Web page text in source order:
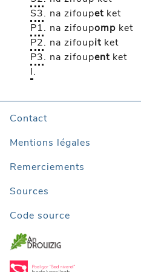
S3. na zifoupet ket
P1. na zifoupomp ket
P2. na zifoupit ket
P3. na zifoupent ket
I.
Contact
Mentions légales
Remerciements
Sources
Code source